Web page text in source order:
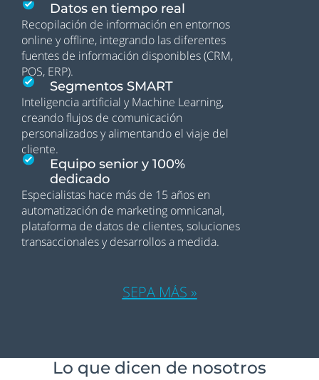
Datos en tiempo real
Recopilación de información en entornos
online y offline, integrando las diferentes
fuentes de información disponibles (CRM,
POS, ERP).
Segmentos SMART
Inteligencia artificial y Machine Learning,
creando flujos de comunicación
personalizados y alimentando el viaje del
cliente.
Equipo senior y 100%
dedicado
Especialistas hace más de 15 años en
automatización de marketing omnicanal,
plataforma de datos de clientes, soluciones
transaccionales y desarrollos a medida.
SEPA MÁS »
Lo que dicen de nosotros